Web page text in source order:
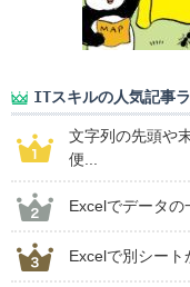
ITスキルの人気記事
文字列の先頭や
便...
Excelでデータの
Excelで別シー